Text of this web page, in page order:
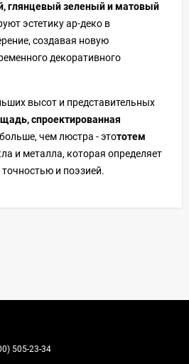
глянцевый зеленый и матовый
эстетику ар-деко в
создавая новую
декоративного
высот и представительных
спроектированная
чем люстра - этототем
и металла, которая определяет
и поэзией.
505-23-34